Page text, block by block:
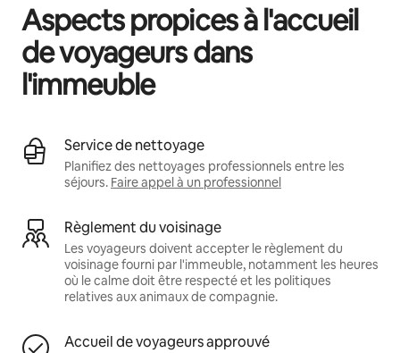
Aspects propices à l'accueil
de voyageurs dans
l'immeuble
Service de nettoyage
Planifiez des nettoyages professionnels entre les
séjours. Faire appel à un professionnel
Règlement du voisinage
Les voyageurs doivent accepter le règlement du
voisinage fourni par l'immeuble, notamment les heures
où le calme doit être respecté et les politiques
relatives aux animaux de compagnie.
Accueil de voyageurs approuvé